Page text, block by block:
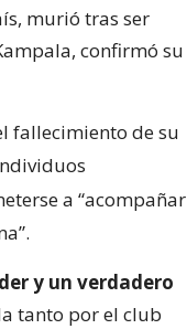
murió tras ser
confirmó su
fallecimiento de su
a “acompañar
y un verdadero
tanto por el club